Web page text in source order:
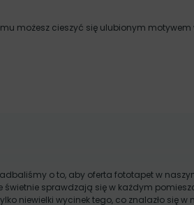
możesz cieszyć się ulubionym
o to, aby oferta fototapet w
sprawdzają się w każdym
niewielki wycinek tego, co znalazło się